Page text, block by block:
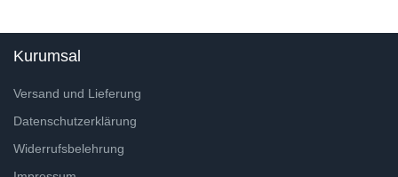
Kurumsal
Versand und Lieferung
Datenschutzerklärung
Widerrufsbelehrung